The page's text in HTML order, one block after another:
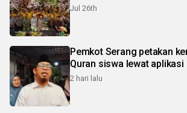
Jul 26th
Pemkot Serang petakan
Quran siswa lewat aplikasi
2 hari lalu